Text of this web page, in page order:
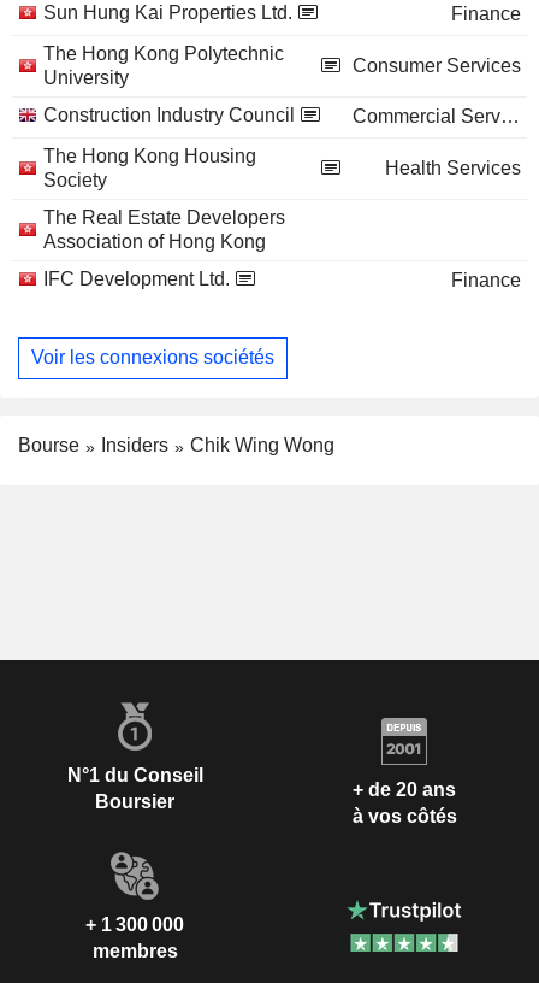
Sun Hung Kai Properties Ltd.
Finance
The Hong Kong Polytechnic
University
Consumer Services
Construction Industry Council
Commercial Services
The Hong Kong Housing
Society
Health Services
The Real Estate Developers
Association of Hong Kong
IFC Development Ltd.
Finance
Voir les connexions sociétés
Bourse Insiders Chik Wing Wong
N°1 du Conseil
Boursier
+ de 20 ans
à vos côtés
+ 1 300 000
membres